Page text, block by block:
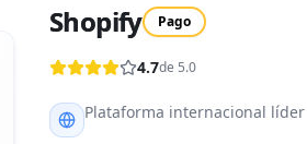
Shopify Pago
4.7de 5.0
Plataforma internacional líder